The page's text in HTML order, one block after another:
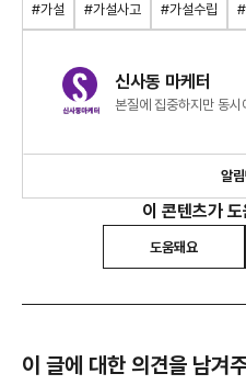
#가설 #가설사고 #가설수립
신사동 마케터
본질에 집중하지만 동
알
이 콘텐츠가
도움돼요
이 글에 대한 의견을 남겨